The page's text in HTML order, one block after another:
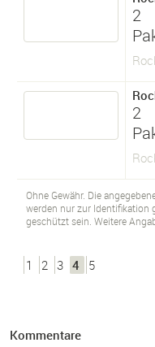
2
2
Ohne Gewähr. Die
werden nur zur Identifikation
geschützt sein. Weitere
1 2 3 4 5
Kommentare